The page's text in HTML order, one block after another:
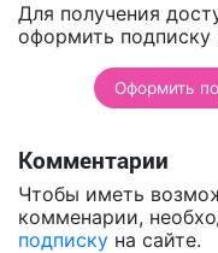
Для получения
оформить подписку
Оформить
Комментарии
Чтобы иметь
комменарии,
подписку на сайте.